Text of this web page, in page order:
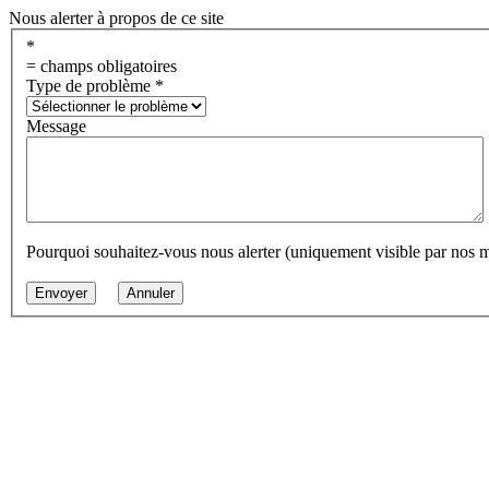
Nous alerter à propos de ce site
*
= champs obligatoires
Type de problème *
Message
Pourquoi souhaitez-vous nous alerter (uniquement visible par nos